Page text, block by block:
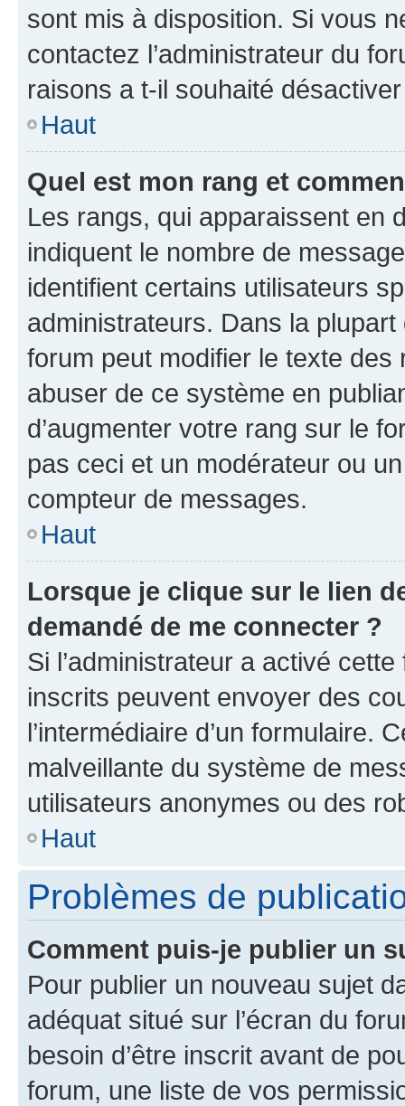
sont mis à disposition. Si vous
contactez l’administrateur du
raisons a t-il souhaité
Haut
Quel est mon rang et
Les rangs, qui apparaissent en
indiquent le nombre de
identifient certains utilisateurs
administrateurs. Dans la
forum peut modifier le texte
abuser de ce système en
d’augmenter votre rang sur le
pas ceci et un modérateur ou
compteur de messages.
Haut
Lorsque je clique sur le lien
demandé de me connecter ?
Si l’administrateur a activé
inscrits peuvent envoyer des
l’intermédiaire d’un formulaire.
malveillante du système de
utilisateurs anonymes ou des
Haut
Problèmes de
Comment puis-je publier un
Pour publier un nouveau sujet
adéquat situé sur l’écran du
besoin d’être inscrit avant de
forum, une liste de vos